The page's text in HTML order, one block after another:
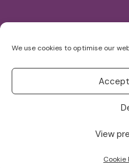
We use cookies to optimise our
View
Cookie
for: